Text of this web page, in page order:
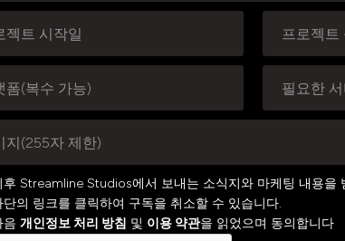
후 Streamline Studios에서 보내는 소식지와 마케팅 내용을
단의 링크를 클릭하여 구독을 취소할 수 있습니다.
음개인정보 처리 방침 및 이용 약관을 읽었으며 동의합니다